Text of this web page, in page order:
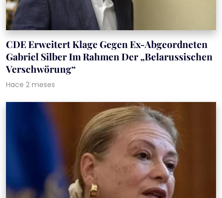
CDE Erweitert Klage Gegen Ex-Abgeordneten
Gabriel Silber Im Rahmen Der „Belarussischen
Verschwörung“
Hace 2 meses